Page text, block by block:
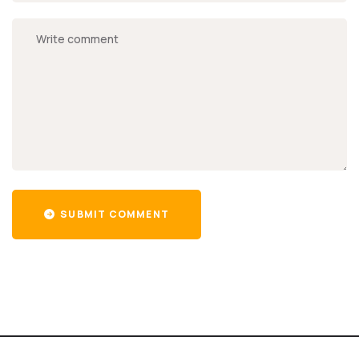
SUBMIT COMMENT